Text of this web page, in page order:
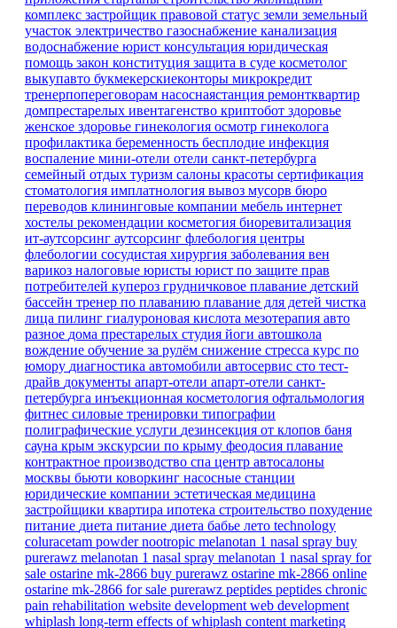
комплекс застройщик правовой статус земли земельный
участок электричество газоснабжение канализация
водоснабжение юрист консультация юридическая
помощь закон конституция защита в суде косметолог
выкупавто букмекерскиеконторы микрокредит
тренерпопереговорам насоснаястанция ремонтквартир
домпрестарелых ивентагенство криптобот здоровье
женское здоровье гинекология осмотр гинеколога
профилактика беременность бесплодие инфекция
воспаление мини-отели отели санкт-петербурга
семейный отдых туризм салоны красоты сертификация
стоматология имплатнология вывоз мусорв бюро
переводов клининговые компании мебель интернет
хостелы рекомендации косметогия биоревитализация
ит-аутсорсинг аутсорсинг флебология центры
флебологии сосудистая хирургия заболевания вен
варикоз налоговые юристы юрист по защите прав
потребителей купероз грудничковое плавание детский
бассейн тренер по плаванию плавание для детей чистка
лица пилинг гиалуроновая кислота мезотерапия авто
разное дома престарелых студия йоги автошкола
вождение обучение за рулём снижение стресса курс по
юмору диагностика автомобили автосервис сто тест-
драйв документы апарт-отели апарт-отели санкт-
петербурга инъекционная косметология офтальмология
фитнес силовые тренировки типографии
полиграфические услуги дезинсекция от клопов баня
сауна крым экскурсии по крыму феодосия плавание
контрактное производство спа центр автосалоны
москвы бьюти коворкинг насосные станции
юридические компании эстетическая медицина
застройщики квартира ипотека строительство похудение
питание диета питание диета бабье лето technology
coluracetam powdernootropic melanotan 1 nasal spray buy
purerawz melanotan 1 nasal spray melanotan 1 nasal spray for
sale ostarine mk-2866 buy purerawz ostarine mk-2866 online
ostarine mk-2866 for sale purerawz peptides peptides chronic
pain rehabilitation website development web development
whiplash long-term effects of whiplash content marketing